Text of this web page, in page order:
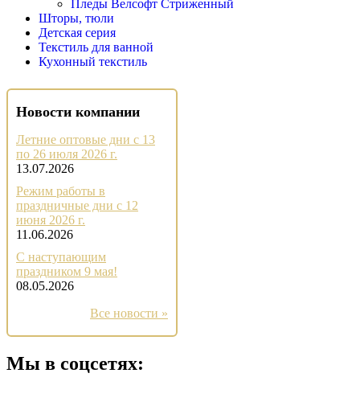
Пледы Велсофт Стриженный
Шторы, тюли
Детская серия
Текстиль для ванной
Кухонный текстиль
Новости компании
Летние оптовые дни с 13
по 26 июля 2026 г.
13.07.2026
Режим работы в
праздничные дни с 12
июня 2026 г.
11.06.2026
С наступающим
праздником 9 мая!
08.05.2026
Все новости »
Мы в соцсетях: